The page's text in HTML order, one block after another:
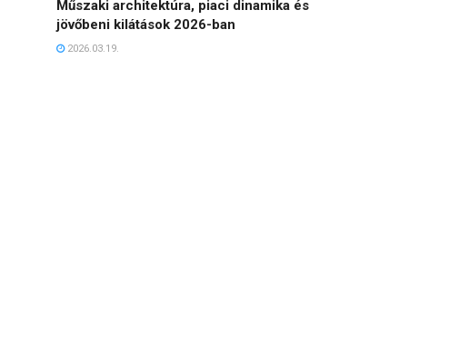
Műszaki architektúra, piaci dinamika és
jövőbeni kilátások 2026-ban
2026.03.19.